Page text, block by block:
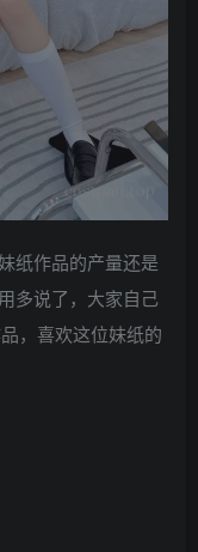
纸作品的产量还是
多说了，大家自己
，喜欢这位妹纸的